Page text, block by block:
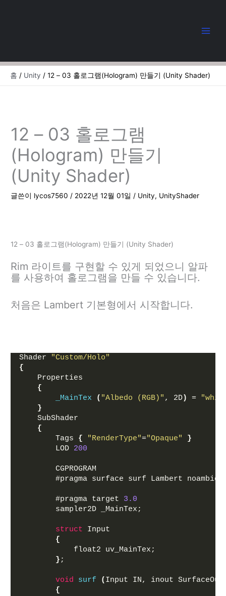
너
홈 Unity 12 – 03 홀로그램(Hologram) 만들기 (Unity Shader)
12 – 03 홀로그램
(Hologram) 만들기
(Unity Shader)
글쓴이 lycos7560/ 2022년 12월 01일/ Unity, UnityShader
12 – 03 홀로그램(Hologram) 만들기 (Unity Shader)
Rim 라이트를 구현할 수 있게 되었으니 알파
를 사용하여 홀로그램을 만들 수 있습니다.
처음은 Lambert 기본형에서 시작합니다.
Shader
"Custom/Holo"
{
    Properties
{
_MainTex
( "Albedo (RGB)" , 2D) =
}
    SubShader
{
        Tags
{ "RenderType"="Opaque"
}
        LOD
200
        CGPROGRAM
#pragma surface surf Lambert
        #pragma target
3.0
        sampler2D _MainTex;
struct Input
{
            float2 uv_MainTex;
} ;
void surf ( Input IN, inout
{